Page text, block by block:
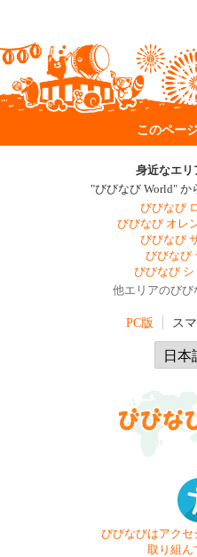
このペー
身近なエリ
"びびなび World" か
びびなび
びびなび オレ
びびなび
びびなび
びびなび
他エリアのびび
PC版 ス
びびなびはアクセ
取り組ん